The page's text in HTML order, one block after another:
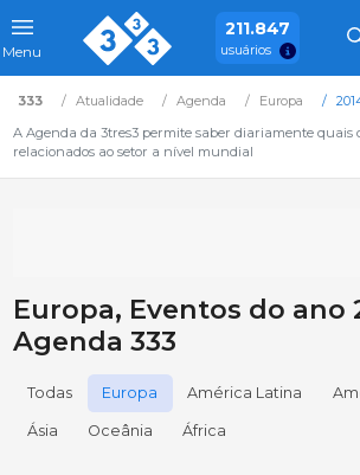
Menu
211.847
usuários
333 Atualidade Agenda Europa
A Agenda da 3tres3 permite saber diariamente quais
relacionados ao setor a nível mundial
Europa, Eventos do ano
Agenda 333
Todas Europa América Latina
Ásia Oceânia África